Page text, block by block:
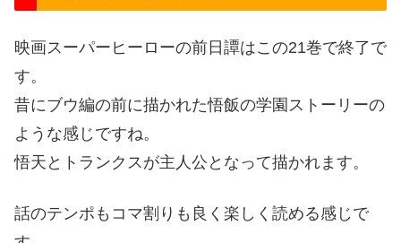
映画スーパーヒーローの前日譚はこの21巻で終了で
す。
昔にブウ編の前に描かれた悟飯の学園ストーリーの
ような感じですね。
悟天とトランクスが主人公となって描かれます。
話のテンポもコマ割りも良く楽しく読める感じで